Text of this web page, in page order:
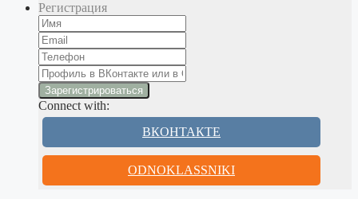
Регистрация
Connect with:
ВКОНТАКТЕ
ODNOKLASSNIKI